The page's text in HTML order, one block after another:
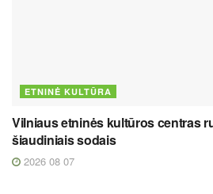
ETNINĖ KULTŪRA
Vilniaus etninės kultūros centras
šiaudiniais sodais
2026 08 07